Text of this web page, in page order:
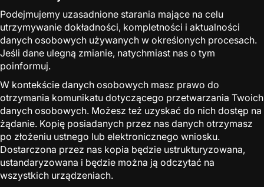
Podejmujemy uzasadnione starania mające na celu
utrzymywanie dokładności, kompletności i aktualności
danych osobowych używanych w określonych procesach.
Jeśli dane ulegną zmianie, natychmiast nas o tym
poinformuj.
W kontekście danych osobowych masz prawo do
otrzymania komunikatu dotyczącego przetwarzania Twoich
danych osobowych. Możesz też uzyskać do nich dostęp na
żądanie. Kopię posiadanych przez nas danych otrzymasz
po złożeniu ustnego lub elektronicznego wniosku.
Dostarczona przez nas kopia będzie ustrukturyzowana,
ustandaryzowana i będzie można ją odczytać na
wszystkich urządzeniach.